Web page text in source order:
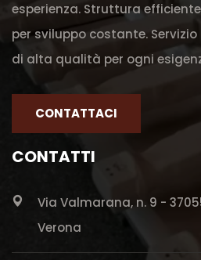
esperienza. Struttura
per sviluppo costante.
di alta qualità per ogni
CONTATTACI
CONTATTI
Via Valmarana, n. 9 -
Verona